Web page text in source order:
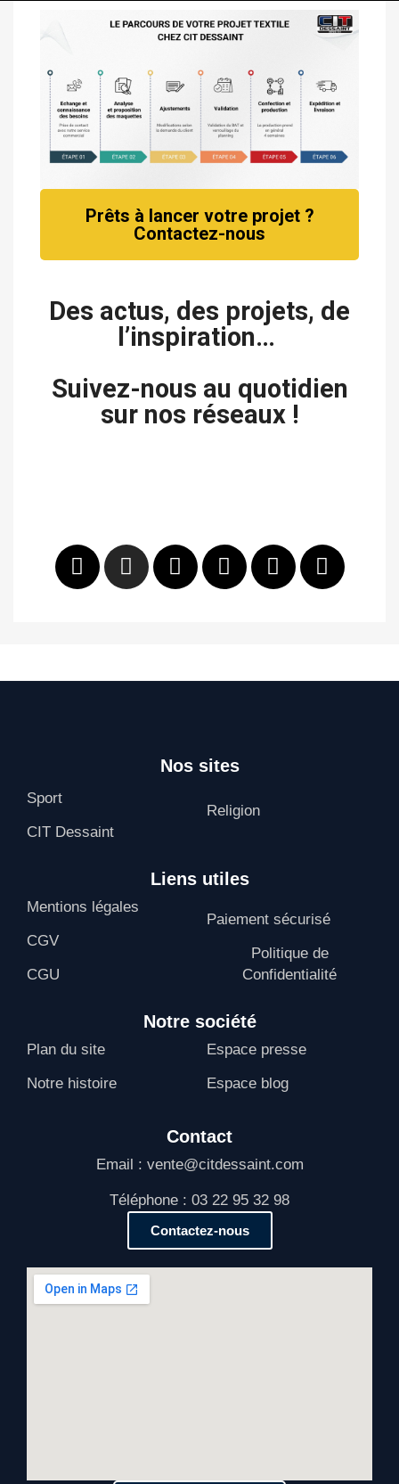
Prêts à lancer votre projet ?
Contactez-nous
Des actus, des projets, de
l’inspiration…
Suivez-nous au quotidien
sur nos réseaux !
Nos sites
Sport
CIT Dessaint
Religion
Liens utiles
Mentions légales
CGV
CGU
Paiement sécurisé
Politique de
Confidentialité
Notre société
Plan du site
Notre histoire
Espace presse
Espace blog
Contact
Email : vente@citdessaint.com
Téléphone : 03 22 95 32 98
Contactez-nous